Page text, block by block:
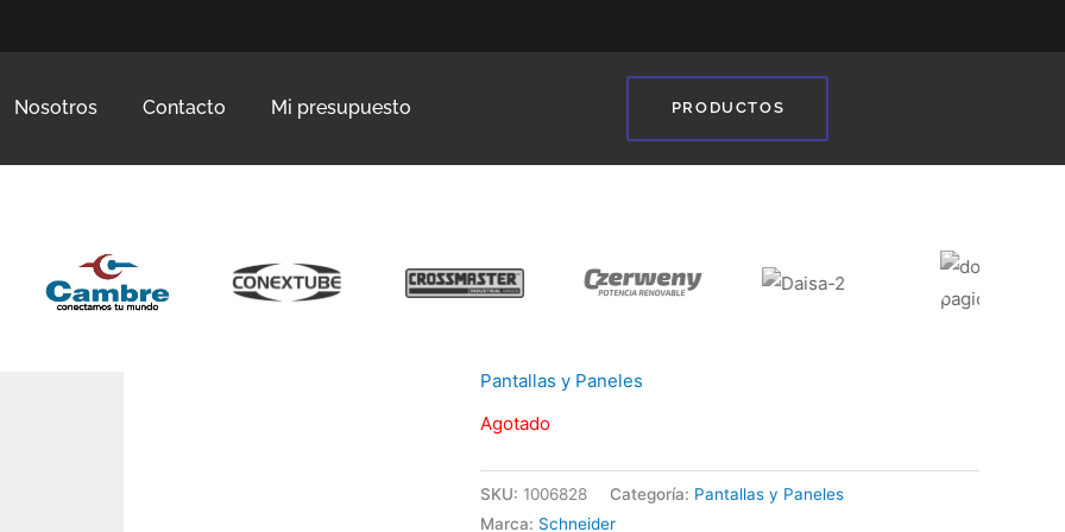
Nosotros Contacto Mi presupuesto PRODUCTOS
❯
Pantallas y Paneles
Agotado
SKU: 1006828 Categoría: Pantallas y Paneles
Marca: Schneider